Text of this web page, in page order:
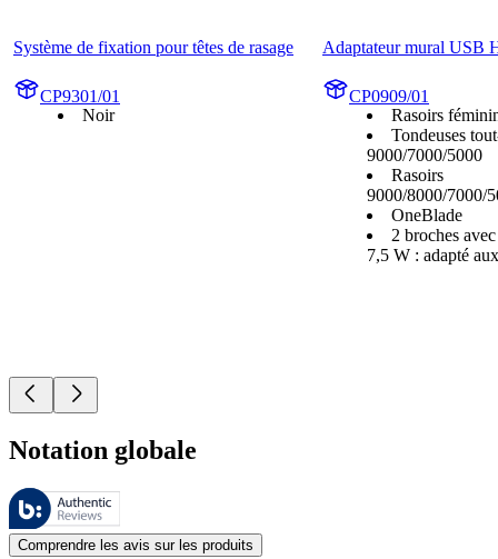
Système de fixation pour têtes de rasage
CP9301/01
Noir
Adaptateur mural USB
CP0909/01
Rasoirs
Tondeuses
9000/7000/5000
Rasoirs
9000/8000/7000/
OneBlade
2 broches
7,5 W : adapté
Notation globale
Ces évaluations sont gérées par Bazaarvoice et sont conformes à la
Les avis des clients exprimés sous forme d'évaluations de produits
Comprendre les avis sur les produits